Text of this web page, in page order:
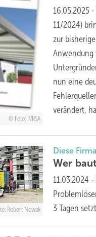
Foto: IVRSA
16.05.2025 -
11/2024)
zur
Anwendung
nun eine
verändert,
Robert Nowak
Diese
Wer
11.03.2024 -
3 Tagen